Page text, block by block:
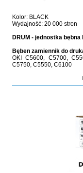
Kolor: BLACK
Wydajność: 20 000 stron
DRUM - jednostka bębna
Bęben zamiennik do
OKI C5600, C5700,
C5750, C5550, C6100